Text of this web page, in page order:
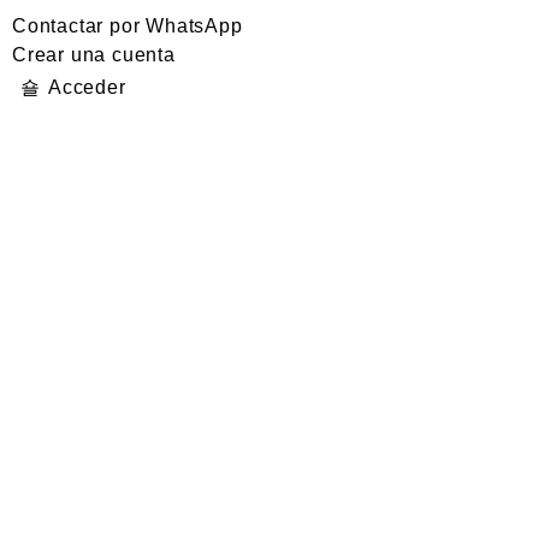
Contactar por WhatsApp
Crear una cuenta
Acceder